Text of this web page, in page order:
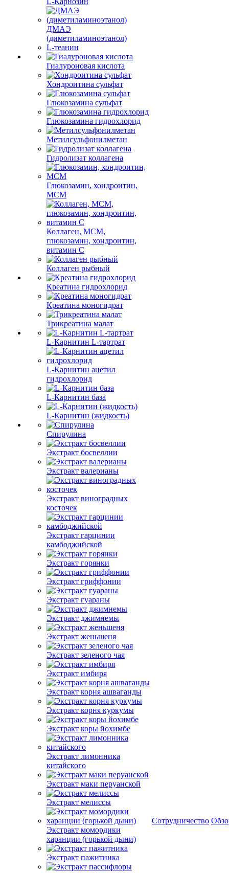
ДМАЭ
(диметиламиноэтанол)
L-теанин
Гиалуроновая кислота
Хондроитина сульфат
Глюкозамина сульфат
Глюкозамина гидрохлорид
Метилсульфонилметан
Гидролизат коллагена
Глюкозамин, хондроитин,
МСМ
Коллаген, МСМ,
глюкозамин, хондроитин,
витамин С
Коллаген рыбный
Креатина гидрохлорид
Креатина моногидрат
Трикреатина малат
L-Карнитин L-тартрат
L-Карнитин ацетил
гидрохлорид
L-Карнитин база
L-Карнитин (жидкость)
Спирулина
Экстракт босвеллии
Экстракт валерианы
Экстракт виноградных
косточек
Экстракт гарцинии
камбоджийской
Экстракт горянки
Экстракт гриффонии
Экстракт гуараны
Экстракт джимнемы
Экстракт женьшеня
Экстракт зеленого чая
Экстракт имбиря
Экстракт корня ашваганды
Экстракт корня куркумы
Экстракт коры йохимбе
Экстракт лимонника
китайского
Экстракт маки перуанской
Экстракт мелиссы
Экстракт момордики
харанции (горькой дыни)
Экстракт пажитника
Сотрудничество